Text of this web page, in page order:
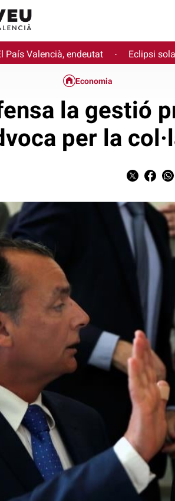
País Valencià, endeutat · Eclipsi
Economia
la gestió
per la